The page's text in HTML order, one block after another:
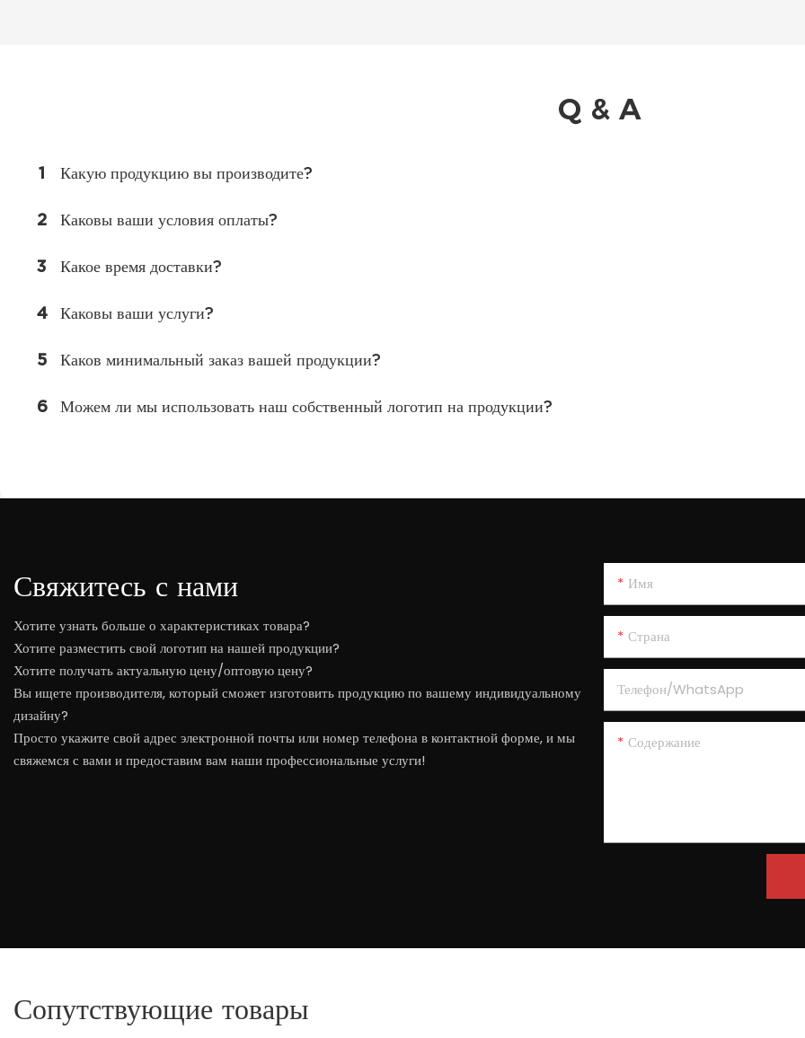
Q & A
1 Какую продукцию вы производите?
2 Каковы ваши условия оплаты?
3 Какое время доставки?
4 Каковы ваши услуги?
5 Каков минимальный заказ вашей продукции?
6 Можем ли мы использовать наш собственный логотип на продукции?
Свяжитесь с нами
Хотите узнать больше о характеристиках товара?
Хотите разместить свой логотип на нашей продукции?
Хотите получать актуальную цену/оптовую цену?
Вы ищете производителя, который сможет изготовить продукцию по вашему индивидуальному
дизайну?
Просто укажите свой адрес электронной почты или номер телефона в контактной форме, и мы
свяжемся с вами и предоставим вам наши профессиональные услуги!
Имя
Страна
Телефон/WhatsApp
Содержание
Сопутствующие товары